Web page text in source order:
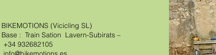
BIKEMOTIONS (Vicicling SL)
Base : Train Sation Lavern-Subirats –
+34 932682105